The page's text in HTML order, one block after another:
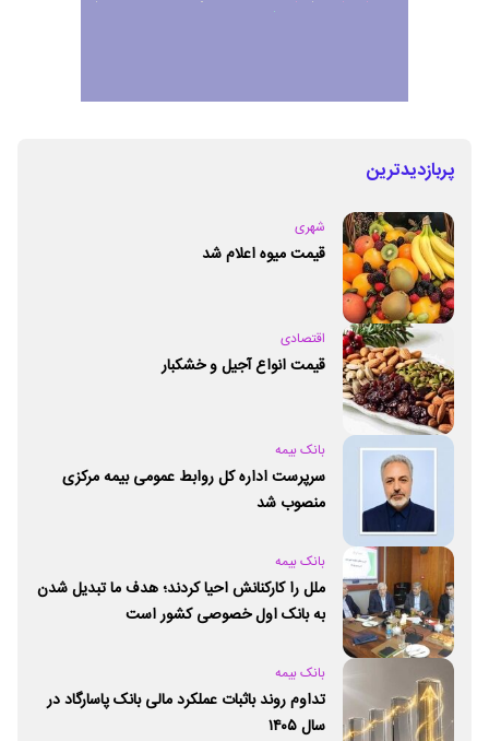
پربازدیدترین
شهری
قیمت میوه اعلام شد
اقتصادی
قیمت انواع آجیل و خشکبار
بانک بیمه
سرپرست اداره کل روابط عمومی بیمه مرکزی
منصوب شد
بانک بیمه
ملل را کارکنانش احیا کردند؛ هدف ما تبدیل شدن
به بانک اول خصوصی کشور است
بانک بیمه
تداوم روند باثبات عملکرد مالی بانک پاسارگاد در
سال ۱۴۰۵